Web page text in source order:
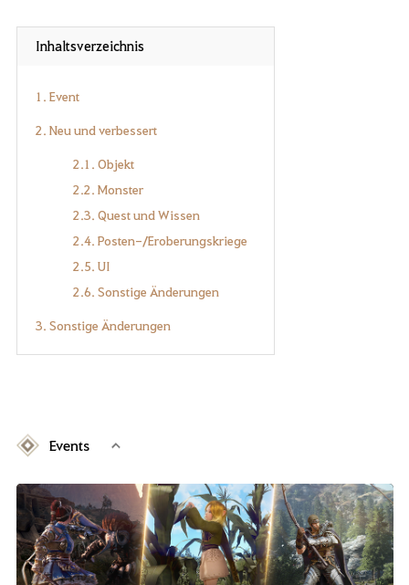
Inhaltsverzeichnis
1. Event
2. Neu und verbessert
2.1. Objekt
2.2. Monster
2.3. Quest und Wissen
2.4. Posten-/Eroberungskriege
2.5. UI
2.6. Sonstige Änderungen
3. Sonstige Änderungen
Events